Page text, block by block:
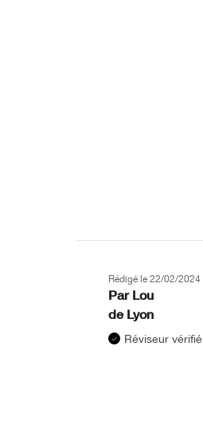
Rédigé le 22/02/2024
Par Lou
de Lyon
Réviseur vérifié